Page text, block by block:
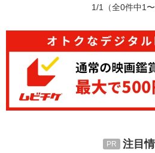
1/1 （全0件中1〜
注目